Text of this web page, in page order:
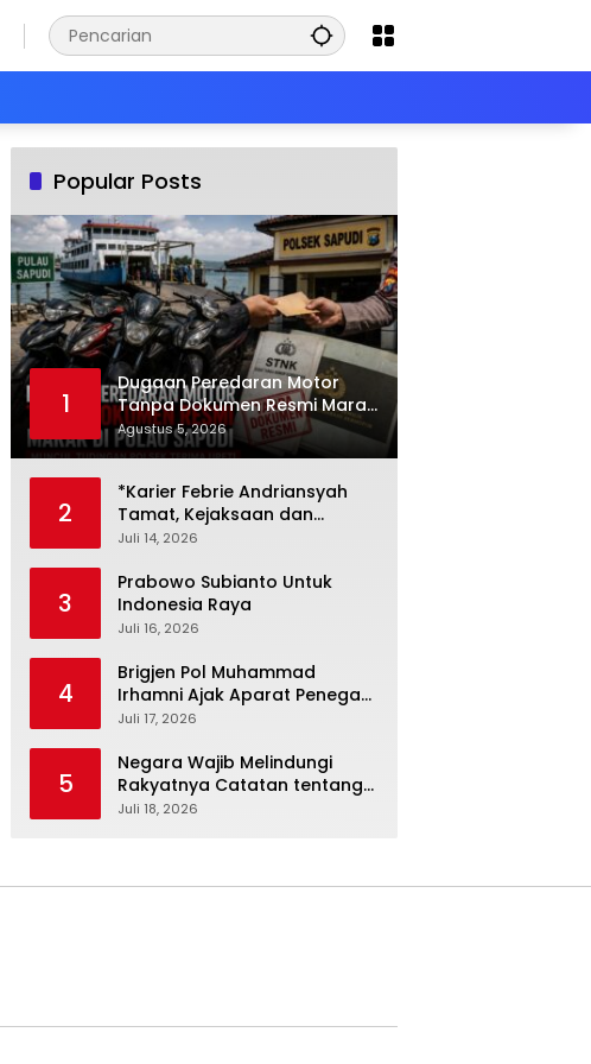
Popular Posts
1
Dugaan Peredaran Motor
Tanpa Dokumen Resmi Marak
di Pulau Sapudi, Polsek
Diduga Terima Upeti
Agustus 5, 2026
2
*Karier Febrie Andriansyah
Tamat, Kejaksaan dan
Kepolisian Kian Erat*
Juli 14, 2026
3
Prabowo Subianto Untuk
Indonesia Raya
Juli 16, 2026
4
Brigjen Pol Muhammad
Irhamni Ajak Aparat Penegak
Hukum Perkuat Kolaborasi
Lingkungan
Juli 17, 2026
5
Negara Wajib Melindungi
Rakyatnya Catatan tentang
Nasib Para Penambang
Juli 18, 2026